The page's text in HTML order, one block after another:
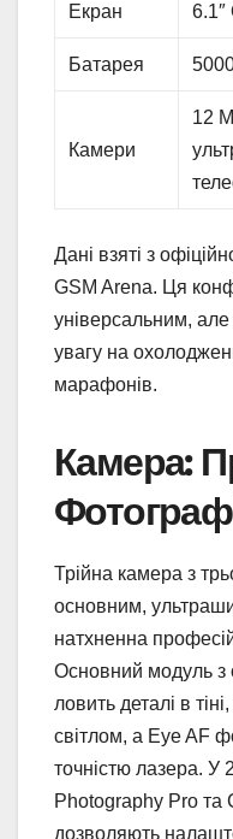
Екран 6.1″
Батарея
Камери
12
Дані взяті з
GSM Arena. Ця
універсальним,
увагу на
марафонів.
Камера:
Трійна камера з
основним,
натхненна
Основний модуль з
ловить деталі в
світлом, а Eye AF
точністю лазера. У
Photography Pro та
дозволяють